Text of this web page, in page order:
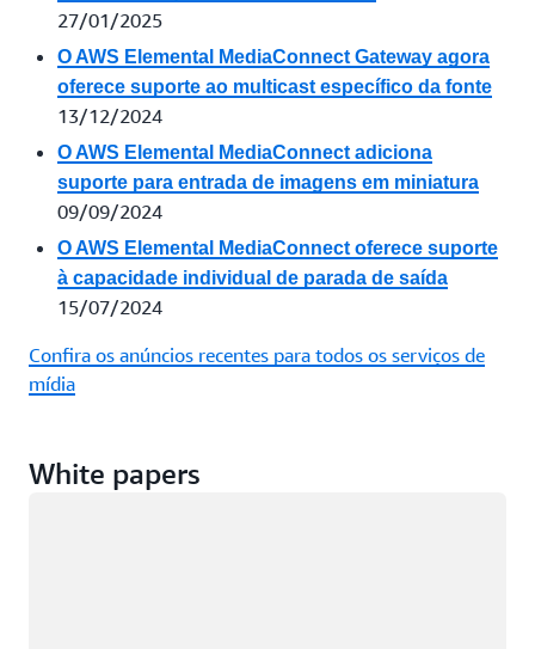
27/01/2025
O AWS Elemental MediaConnect Gateway agora
oferece suporte ao multicast específico da fonte
13/12/2024
O AWS Elemental MediaConnect adiciona
suporte para entrada de imagens em miniatura
09/09/2024
O AWS Elemental MediaConnect oferece suporte
à capacidade individual de parada de saída
15/07/2024
Confira os anúncios recentes para todos os serviços de
mídia
White papers